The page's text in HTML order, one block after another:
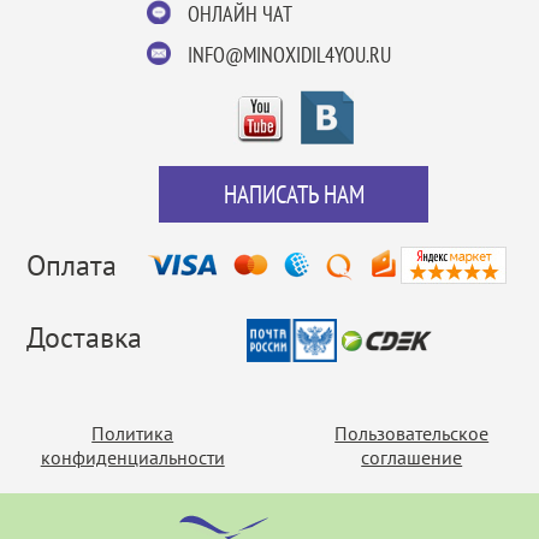
ОНЛАЙН ЧАТ
INFO@MINOXIDIL4YOU.RU
НАПИСАТЬ НАМ
Оплата
Доставка
Политика
конфиденциальности
Пользовательское
соглашение